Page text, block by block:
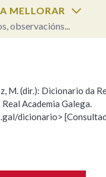
MELLORAR
observacións...
OPCIÓN:
Hai un erro na
a definición
M. (dir.): Dicionario da
Academia Galega.
dicionario>